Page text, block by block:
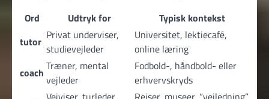
Ord
Udtryk for
Typisk kontekst
tutor Privat underviser,
studievejleder
Universitet, lektiecafé,
online læring
coach Træner, mental
vejleder
Fodbold-, håndbold- eller
erhvervskryds